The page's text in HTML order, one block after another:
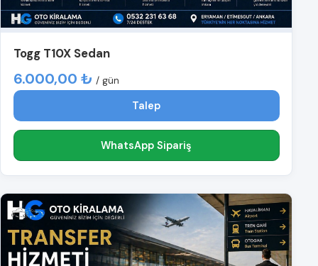
Togg T10X Sedan
6.000,00 ₺ / gün
Talep
WhatsApp Sipariş